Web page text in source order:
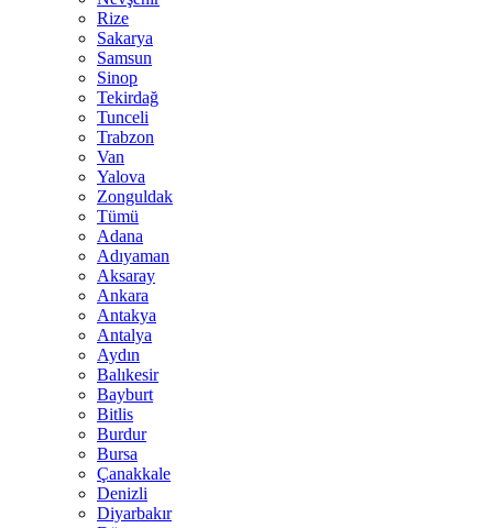
Rize
Sakarya
Samsun
Sinop
Tekirdağ
Tunceli
Trabzon
Van
Yalova
Zonguldak
Tümü
Adana
Adıyaman
Aksaray
Ankara
Antakya
Antalya
Aydın
Balıkesir
Bayburt
Bitlis
Burdur
Bursa
Çanakkale
Denizli
Diyarbakır